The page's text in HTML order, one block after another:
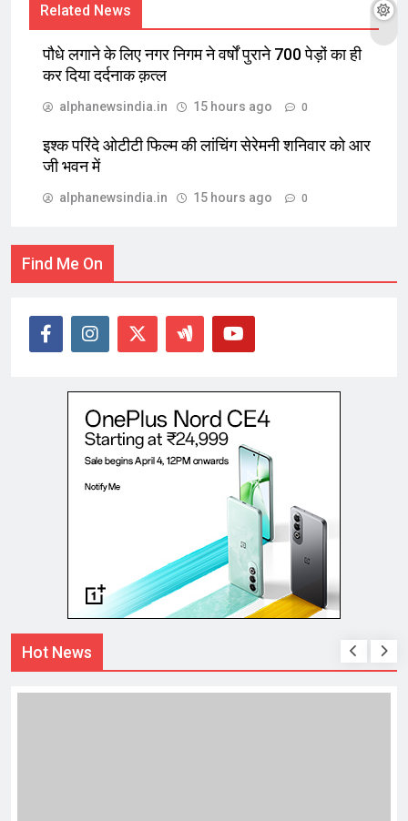
Related News
पौधे लगाने के लिए नगर निगम ने वर्षों पुराने 700 पेड़ों का ही
कर दिया दर्दनाक क़त्ल
alphanewsindia.in 15 hours ago 0
इश्क परिंदे ओटीटी फिल्म की लांचिंग सेरेमनी शनिवार को आर
जी भवन में
alphanewsindia.in 15 hours ago 0
Find Me On
Hot News